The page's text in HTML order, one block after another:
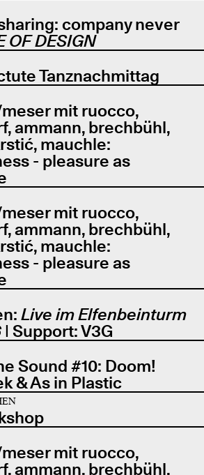
company never
OF DESIGN
Tanznachmittag
mit ruocco,
ammann, brechbühl,
mauchle:
- pleasure as
mit ruocco,
ammann, brechbühl,
mauchle:
- pleasure as
Live im Elfenbeinturm
| Support: V3G
Sound #10: Doom!
& As in Plastic
mit ruocco,
ammann, brechbühl,